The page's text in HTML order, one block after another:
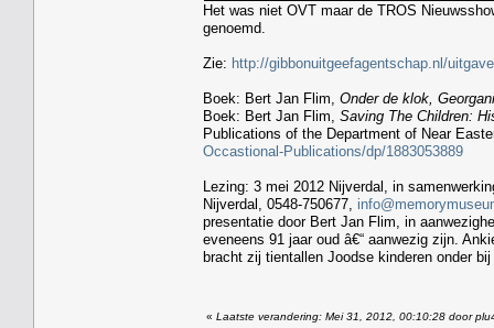
Het was niet OVT maar de TROS
genoemd.
Zie: http://gibbonuitgeefagentschap.nl/
Boek: Bert Jan Flim, Onder de klok,
Boek: Bert Jan Flim, Saving The Children:
Publications of the Department of Near
Occastional-Publications/dp/1883053889
Lezing: 3 mei 2012 Nijverdal, in
Nijverdal, 0548-750677,
presentatie door Bert Jan Flim, in
eveneens 91 jaar oud â€“ aanwezig zijn.
bracht zij tientallen Joodse kinderen onder
« Laatste verandering: Mei 31, 2012, 00:10:28 door